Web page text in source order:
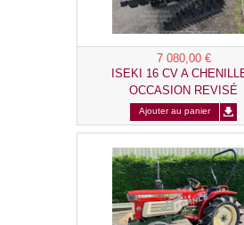
7 080,00 €
ISEKI 16 CV A
OCCASION REVISÉ
Ajouter au panier